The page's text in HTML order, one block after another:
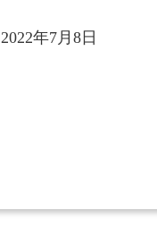
2022年7月8日